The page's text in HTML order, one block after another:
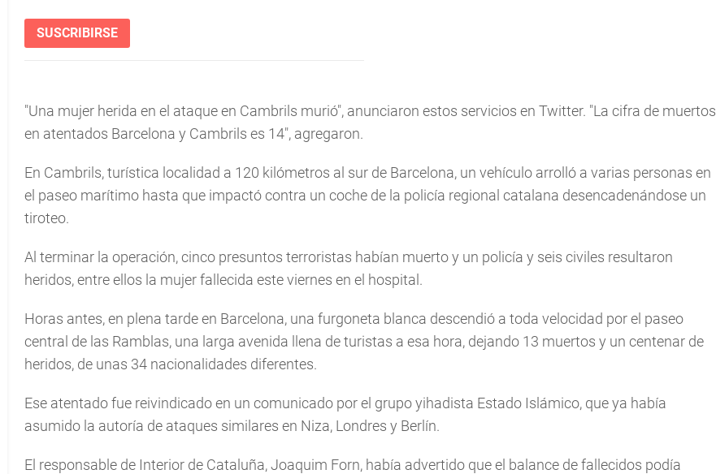
SUSCRIBIRSE
"Una mujer herida en el ataque en Cambrils murió", anunciaron estos servicios en Twitter. "La cifra de muertos
en atentados Barcelona y Cambrils es 14", agregaron.
En Cambrils, turística localidad a 120 kilómetros al sur de Barcelona, un vehículo arrolló a varias personas en
el paseo marítimo hasta que impactó contra un coche de la policía regional catalana desencadenándose un
tiroteo.
Al terminar la operación, cinco presuntos terroristas habían muerto y un policía y seis civiles resultaron
heridos, entre ellos la mujer fallecida este viernes en el hospital.
Horas antes, en plena tarde en Barcelona, una furgoneta blanca descendió a toda velocidad por el paseo
central de las Ramblas, una larga avenida llena de turistas a esa hora, dejando 13 muertos y un centenar de
heridos, de unas 34 nacionalidades diferentes.
Ese atentado fue reivindicado en un comunicado por el grupo yihadista Estado Islámico, que ya había
asumido la autoría de ataques similares en Niza, Londres y Berlín.
El responsable de Interior de Cataluña, Joaquim Forn, había advertido que el balance de fallecidos podía